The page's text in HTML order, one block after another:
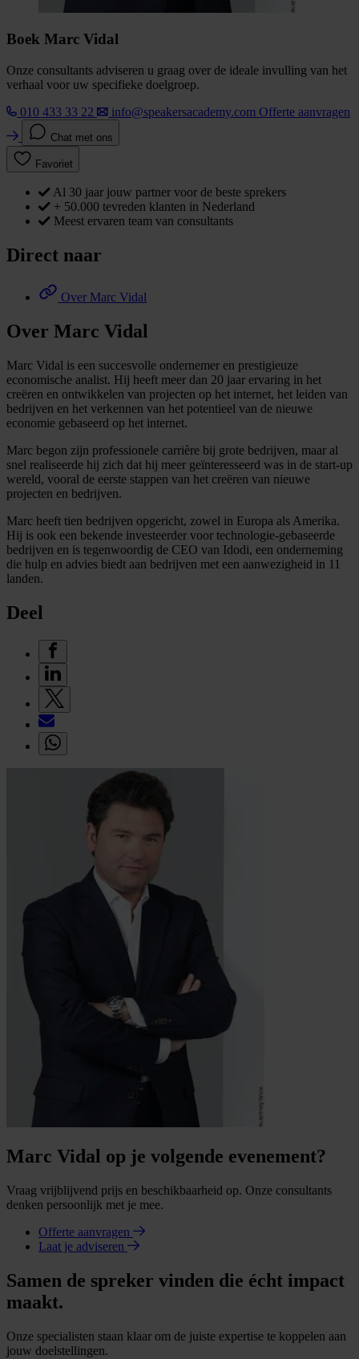
Boek Marc Vidal
Onze consultants adviseren u graag over de ideale invulling van het
verhaal voor uw specifieke doelgroep.
010 433 33 22
info@speakersacademy.com Offerte aanvragen
Chat met ons
Favoriet
Al 30 jaar jouw partner voor de beste sprekers
+ 50.000 tevreden klanten in Nederland
Meest ervaren team van consultants
Direct naar
Over Marc Vidal
Over Marc Vidal
Marc Vidal is een succesvolle ondernemer en prestigieuze
economische analist. Hij heeft meer dan 20 jaar ervaring in het
creëren en ontwikkelen van projecten op het internet, het leiden van
bedrijven en het verkennen van het potentieel van de nieuwe
economie gebaseerd op het internet.
Marc begon zijn professionele carrière bij grote bedrijven, maar al
snel realiseerde hij zich dat hij meer geïnteresseerd was in de start-up
wereld, vooral de eerste stappen van het creëren van nieuwe
projecten en bedrijven.
Marc heeft tien bedrijven opgericht, zowel in Europa als Amerika.
Hij is ook een bekende investeerder voor technologie-gebaseerde
bedrijven en is tegenwoordig de CEO van Idodi, een onderneming
die hulp en advies biedt aan bedrijven met een aanwezigheid in 11
landen.
Deel
Marc Vidal op je volgende evenement?
Vraag vrijblijvend prijs en beschikbaarheid op. Onze consultants
denken persoonlijk met je mee.
Offerte aanvragen
Laat je adviseren
Samen de spreker vinden die écht impact
maakt.
Onze specialisten staan klaar om de juiste expertise te koppelen aan
jouw doelstellingen.